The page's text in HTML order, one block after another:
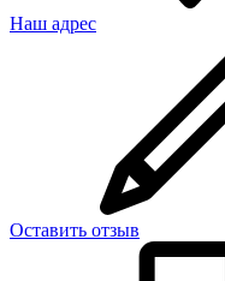
Наш адрес
Оставить отзыв